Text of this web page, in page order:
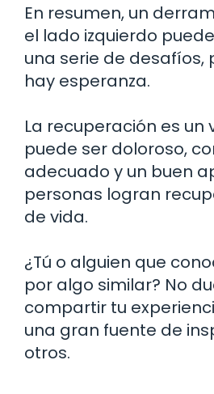
En resumen, un
el lado izquierdo
una serie de desafíos,
hay esperanza.
La recuperación es un
puede ser doloroso,
adecuado y un buen
personas logran
de vida.
¿Tú o alguien que
por algo similar? No
compartir tu
una gran fuente de
otros.